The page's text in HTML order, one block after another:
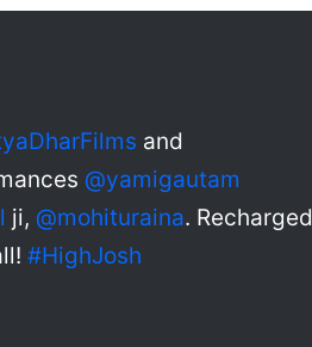
and
@yamigautam
ji, @mohituraina. Recharged
#HighJosh